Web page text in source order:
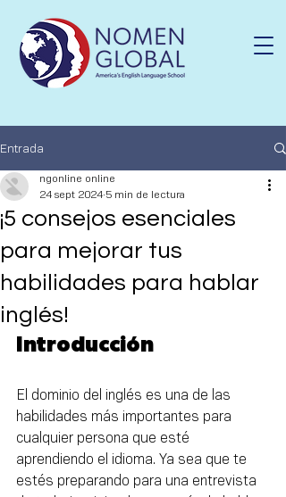
Entrada
¡5 consejos esenciales
para mejorar tus
habilidades para hablar
inglés!
ngonline online
24 sept 2024 5 min de lectura
Introducción
El dominio del inglés es una de las
habilidades más importantes para
cualquier persona que esté
aprendiendo el idioma. Ya sea que te
estés preparando para una entrevista